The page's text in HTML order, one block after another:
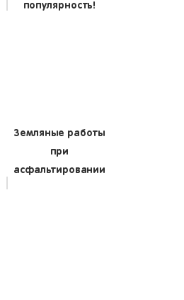
популярность!
Земляные работы
при
асфальтировании